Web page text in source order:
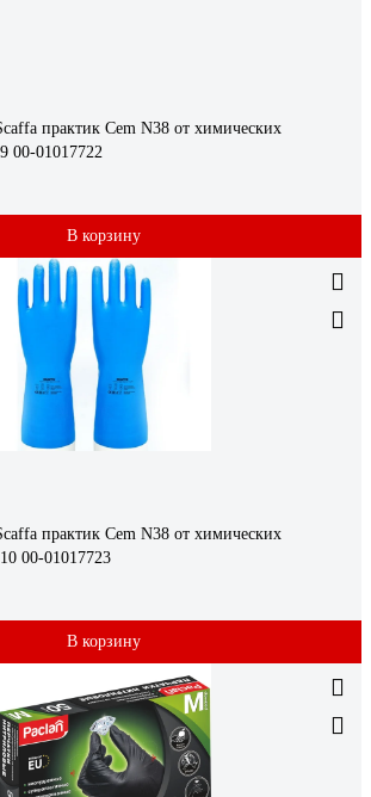
практик Cem N38 от химических
00-01017722
В корзину
практик Cem N38 от химических
00-01017723
В корзину